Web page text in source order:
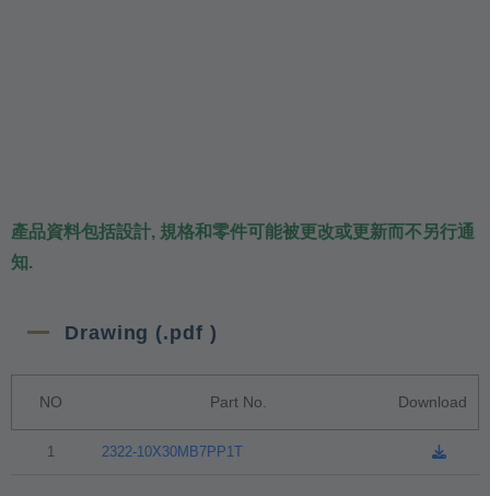
產品資料包括設計, 規格和零件可能被更改或更新而不另行通
知.
Drawing (.pdf )
NO Part No. Download
1 2322-10X30MB7PP1T